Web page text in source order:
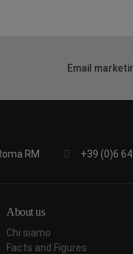
Email
RM +39 (0)6
About us
Chi siamo
Facts and Figures